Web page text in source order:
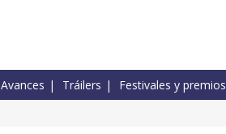
Avances Tráilers Festivales y premios